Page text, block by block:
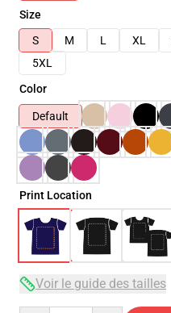
Size
S
M L XL
5XL
Color
Default
Print Location
Voir le guide des tailles